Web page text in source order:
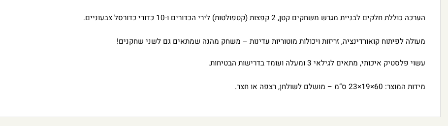
הערכה כוללת חלקים לבניית מגרש משחקים קטן, 2 קפצות (קטפולטות) לירי הכדורים ו-10 כדורי כדורסל צבעוניים.
מעולה לפיתוח קואורדינציה, זריזות ויכולות מוטוריות עדינות – משחק מהנה שמתאים גם לשני שחקנים!
עשוי פלסטיק איכותי, מתאים לגילאי 3 ומעלה ועומד בדרישות הבטיחות.
מידות המוצר: 60×19×23 ס”מ – מושלם לשולחן, רצפה או חצר.